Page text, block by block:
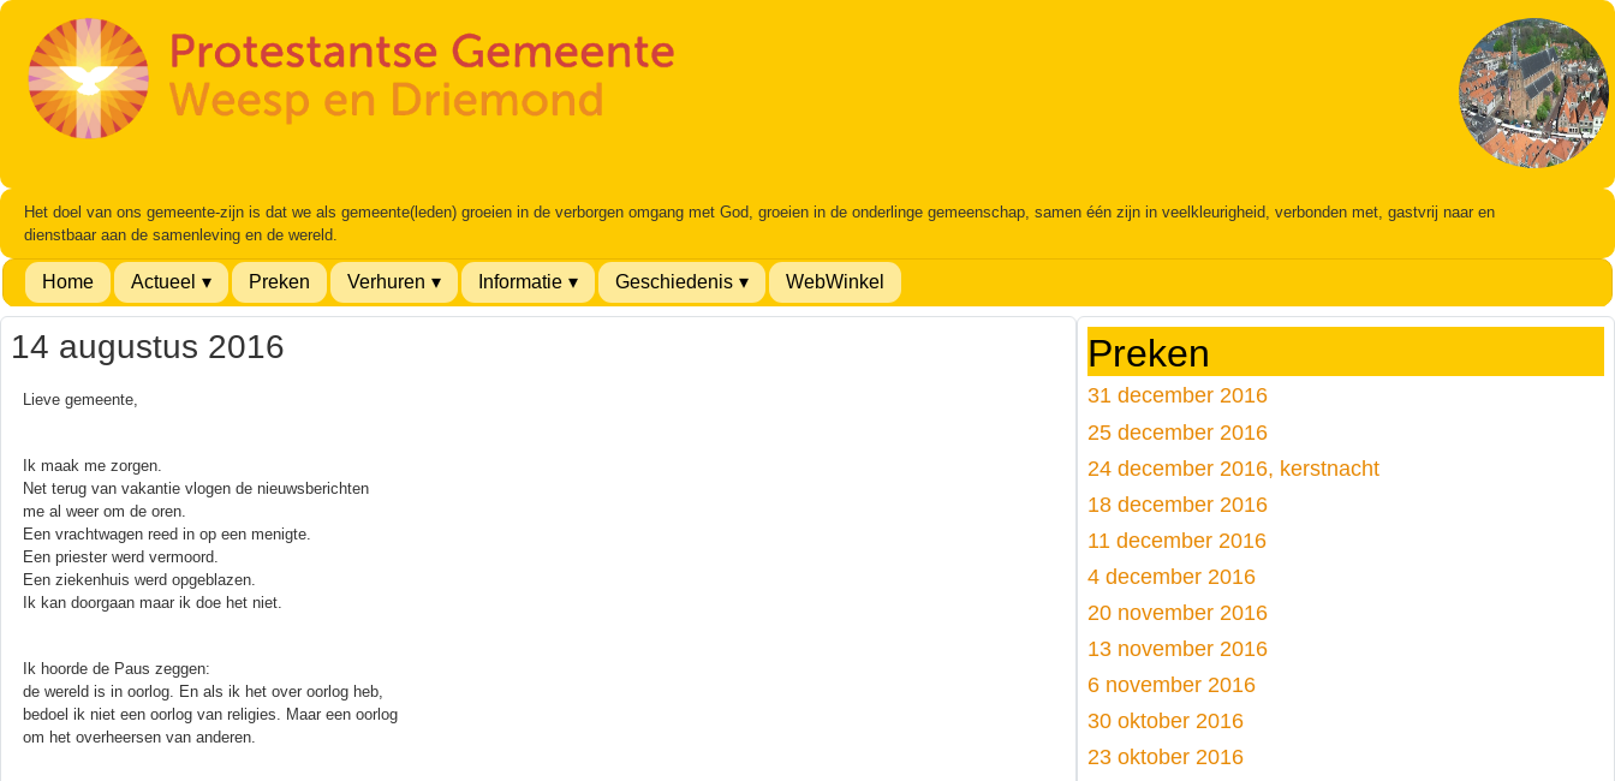
Het doel van ons gemeente-zijn is dat we als gemeente(leden) groeien in de verborgen omgang met God, groeien in de onderlinge gemeenschap, samen één zijn in veelkleurigheid, verbonden met, gastvrij naar en
dienstbaar aan de samenleving en de wereld.
Home Actueel Preken Verhuren Informatie Geschiedenis WebWinkel
14 augustus 2016
Lieve gemeente,
Ik maak me zorgen.
Net terug van vakantie vlogen de nieuwsberichten
me al weer om de oren.
Een vrachtwagen reed in op een menigte.
Een priester werd vermoord.
Een ziekenhuis werd opgeblazen.
Ik kan doorgaan maar ik doe het niet.
Ik hoorde de Paus zeggen:
de wereld is in oorlog. En als ik het over oorlog heb,
bedoel ik niet een oorlog van religies. Maar een oorlog
om het overheersen van anderen.
Preken
31 december 2016
25 december 2016
24 december 2016, kerstnacht
18 december 2016
11 december 2016
4 december 2016
20 november 2016
13 november 2016
6 november 2016
30 oktober 2016
23 oktober 2016